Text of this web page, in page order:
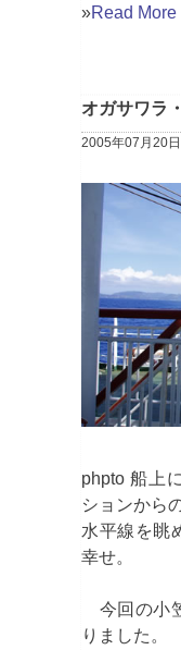
»Read More
オガサワラ
2005年07月20日
phpto 船上
ションから
水平線を眺
幸せ。
今回の小
りました。